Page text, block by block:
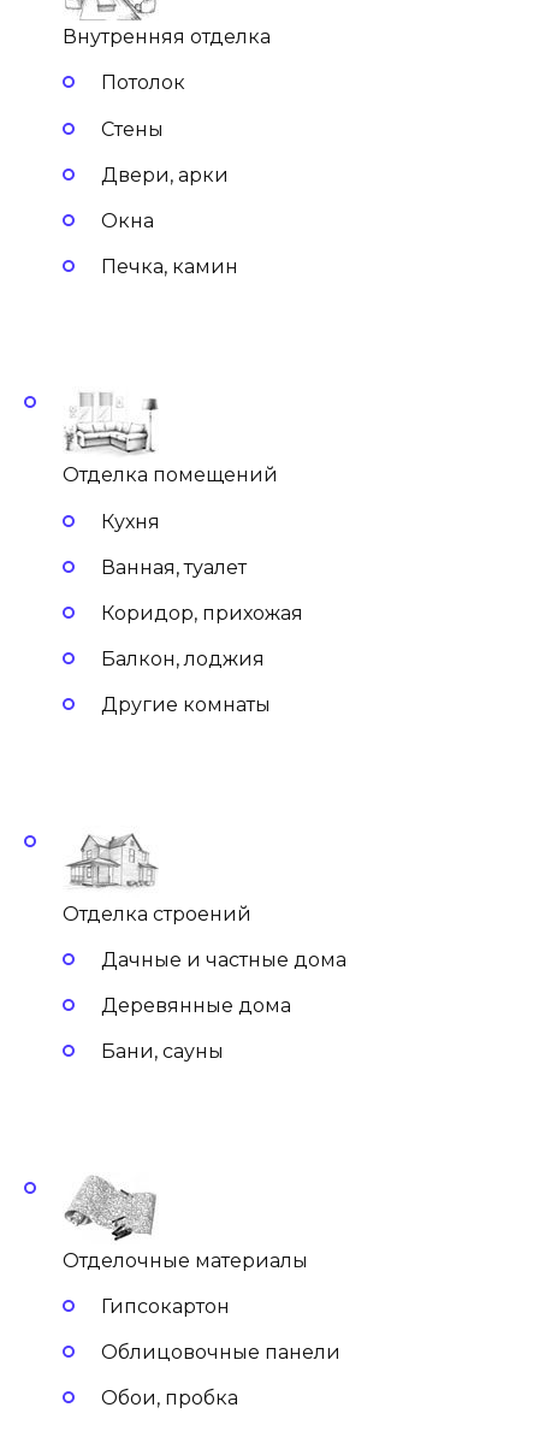
Внутренняя отделка
Потолок
Стены
Двери, арки
Окна
Печка, камин
Отделка помещений
Кухня
Ванная, туалет
Коридор, прихожая
Балкон, лоджия
Другие комнаты
Отделка строений
Дачные и частные дома
Деревянные дома
Бани, сауны
Отделочные материалы
Гипсокартон
Облицовочные панели
Обои, пробка